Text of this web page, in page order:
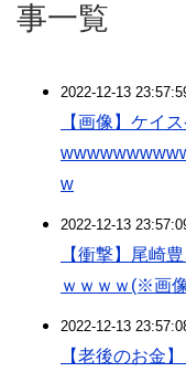
事一覧
2022-12-13
【画像】ケイ
w
2022-12-13
【衝撃】尾崎
ｗｗｗｗ(※画
2022-12-13
【老後のお金